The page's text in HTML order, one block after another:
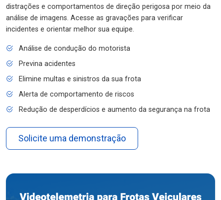
distrações e comportamentos de direção perigosa por meio da
análise de imagens. Acesse as gravações para verificar
incidentes e orientar melhor sua equipe.
Análise de condução do motorista
Previna acidentes
Elimine multas e sinistros da sua frota
Alerta de comportamento de riscos
Redução de desperdícios e aumento da segurança na frota
Solicite uma demonstração